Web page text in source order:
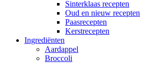
Sinterklaas recepten
Oud en nieuw recepten
Paasrecepten
Kerstrecepten
Ingrediënten
Aardappel
Broccoli